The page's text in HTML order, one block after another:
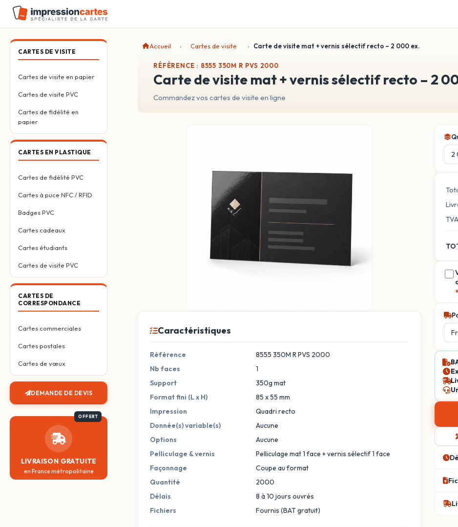
CARTES DE VISITE
Cartes de visite en papier
Cartes de visite PVC
Cartes de fidélité en
papier
CARTES EN PLASTIQUE
Cartes de fidélité PVC
Cartes à puce NFC / RFID
Badges PVC
Cartes cadeaux
Cartes étudiants
Cartes de visite PVC
CARTES DE
CORRESPONDANCE
Cartes commerciales
Cartes postales
Cartes de vœux
DEMANDE DE DEVIS
LIVRAISON GRATUITE
en France métropolitaine
Accueil Cartes de visite Carte de visite mat + vernis sélectif recto – 2 000 ex.
RÉFÉRENCE : 8555 350M R PVS 2000
carte de visite mat + vernis sélectif recto – 2
Commandez vos cartes de visite en ligne
Caractéristiques
Référence
8555 350M R PVS 2000
Nb faces
1
Support
350g mat
Format fini (L x H)
85 x 55 mm
Impression
Quadri recto
Donnée(s) variable(s)
Aucune
Options
Aucune
Pelliculage & vernis
Pelliculage mat 1 face + vernis sélectif 1 face
Façonnage
Coupe au format
Quantité
2000
Délais
8 à 10 jours ouvrés
Fichiers
Fournis (BAT gratuit)